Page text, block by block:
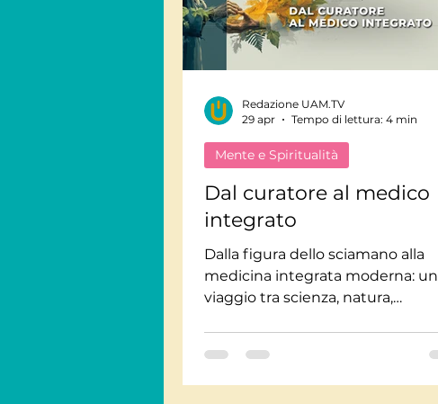
Dal curatore al medico
integrato
Dalla figura dello sciamano alla
medicina integrata moderna: un
viaggio tra scienza, natura,
Mente e Spiritualità
Redazione UAM.TV
29 apr
Tempo di lettura: 4 min